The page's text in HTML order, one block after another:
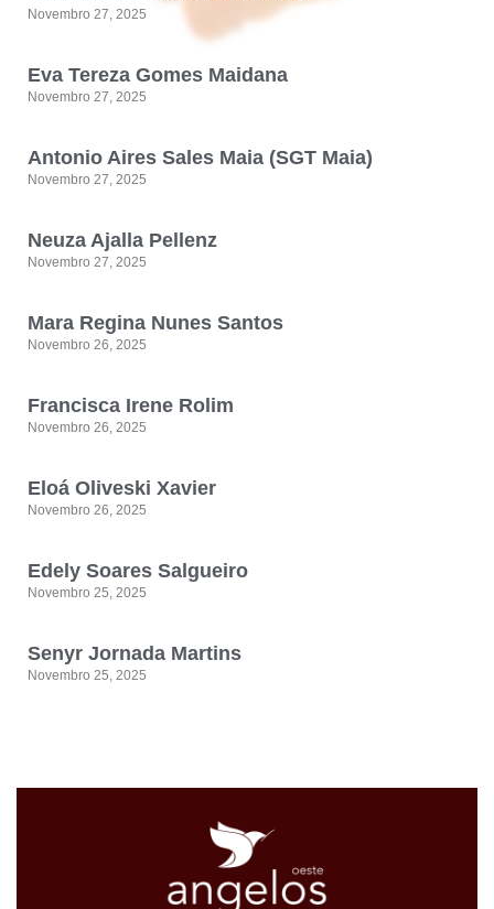
Novembro 27, 2025
Eva Tereza Gomes Maidana
Novembro 27, 2025
Antonio Aires Sales Maia (SGT Maia)
Novembro 27, 2025
Neuza Ajalla Pellenz
Novembro 27, 2025
Mara Regina Nunes Santos
Novembro 26, 2025
Francisca Irene Rolim
Novembro 26, 2025
Eloá Oliveski Xavier
Novembro 26, 2025
Edely Soares Salgueiro
Novembro 25, 2025
Senyr Jornada Martins
Novembro 25, 2025